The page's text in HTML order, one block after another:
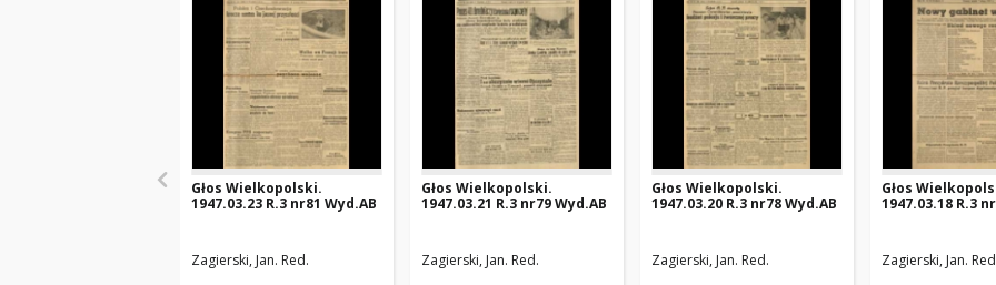
Głos Wielkopolski.
1947.03.23 R.3 nr81 Wyd.AB
Zagierski, Jan. Red.
Głos Wielkopolski.
1947.03.21 R.3 nr79 Wyd.AB
Zagierski, Jan. Red.
Głos Wielkopolski.
1947.03.20 R.3 nr78 Wyd.AB
Zagierski, Jan. Red.
Głos
1947.03.18 R.3
Zagierski, Jan.